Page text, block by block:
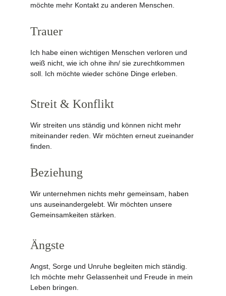
möchte mehr Kontakt zu anderen Menschen.
Streit & Konflikt
Wir streiten uns ständig und können nicht mehr
miteinander reden. Wir möchten erneut zueinander
finden.
Trauer
Ich habe einen wichtigen Menschen verloren und
weiß nicht, wie ich ohne ihn/ sie zurechtkommen
soll. Ich möchte wieder schöne Dinge erleben.
Beziehung
Wir unternehmen nichts mehr gemeinsam, haben
uns auseinandergelebt. Wir möchten unsere
Gemeinsamkeiten stärken.
Ängste
Angst, Sorge und Unruhe begleiten mich ständig.
Ich möchte mehr Gelassenheit und Freude in mein
Leben bringen.